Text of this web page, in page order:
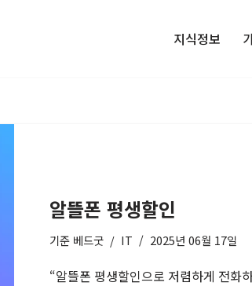
지식정보
알뜰폰 평생할인
기준 베드굿 IT 2025년 06월 17일
“알뜰폰 평생할인으로 저렴하게 전화